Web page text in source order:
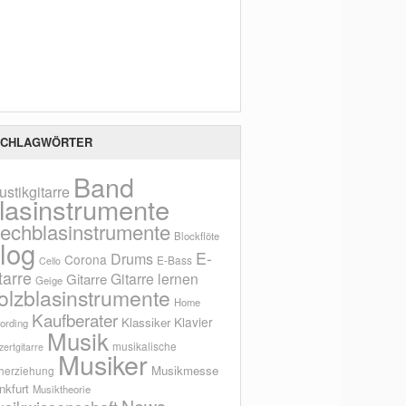
Band
Blockflöte
Cello Corona Drums E-Bass E-
Geige Gitarre Gitarre lernen
Home
Kaufberater Klassiker Klavier
Musik musikalische
Musiker Musikmesse
Musiktheorie